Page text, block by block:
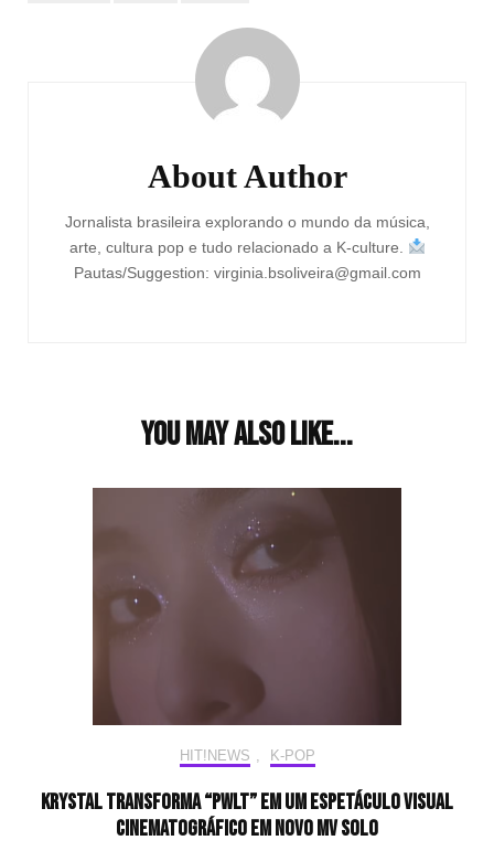
About Author
Jornalista brasileira explorando o mundo da música,
arte, cultura pop e tudo relacionado a K-culture.
Pautas/Suggestion: virginia.bsoliveira@gmail.com
You may also like...
HIT!NEWS , K-POP
Krystal transforma “PWLT” em um espetáculo visual
cinematográfico em novo MV solo